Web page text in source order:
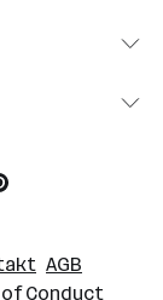
AGB
of Conduct